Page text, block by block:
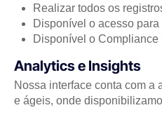
Realizar todos os
Disponível o acesso para
Disponível o Compliance
Analytics e Insights
Nossa interface conta com a
e ágeis, onde